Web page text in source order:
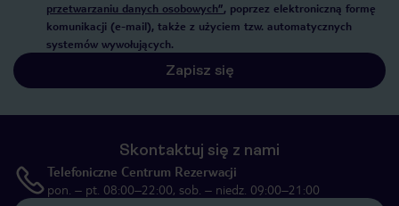
przetwarzaniu danych osobowych”, poprzez elektroniczną formę
komunikacji (e-mail), także z użyciem tzw. automatycznych
systemów wywołujących.
Zapisz się
Skontaktuj się z nami
Telefoniczne Centrum Rezerwacji
pon. – pt. 08:00–22:00, sob. – niedz. 09:00–21:00